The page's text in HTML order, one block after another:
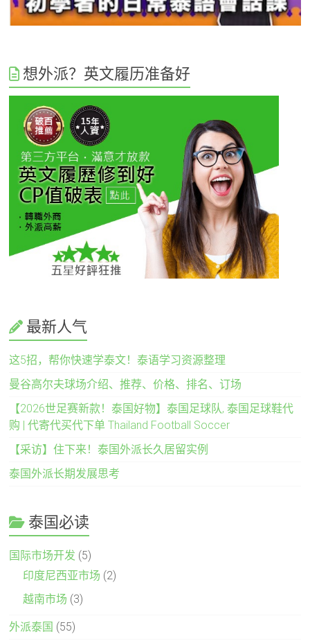
想外派？英文履历准备好
最新人气
这5招，帮你快速学泰文！泰语学习资源整理
曼谷高尔夫球场介绍、推荐、价格、排名、订场
【2026世足赛新款！泰国好物】泰国足球队, 泰国足球鞋代
购 | 代寄代买代下单 Thailand Football Soccer
【采访】住下来！泰国外派长久居留实例
泰国外派长期发展思考
泰国必读
国际市场开发 (5)
印度尼西亚市场 (2)
越南市场 (3)
外派泰国 (55)